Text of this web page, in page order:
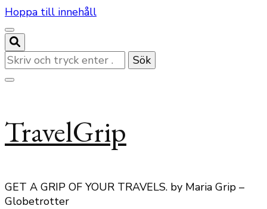
Hoppa till innehåll
Letar
du
efter
TravelGrip
GET A GRIP OF YOUR TRAVELS. by Maria Grip –
Globetrotter